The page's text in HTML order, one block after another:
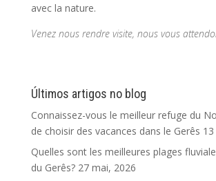
avec la nature.
Venez nous rendre visite, nous vous
Últimos artigos no blog
Connaissez-vous le meilleur refuge du
de choisir des vacances dans le Gerês
Quelles sont les meilleures plages
du Gerês? 27 mai, 2026